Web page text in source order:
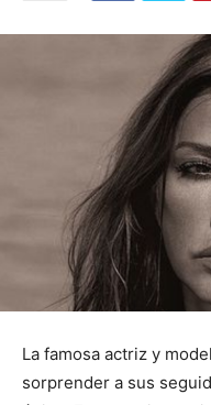
La famosa actriz y
sorprender a sus